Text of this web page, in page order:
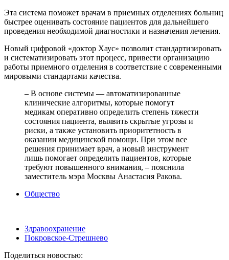
Эта система поможет врачам в приемных отделениях больниц
быстрее оценивать состояние пациентов для дальнейшего
проведения необходимой диагностики и назначения лечения.
Новый цифровой «доктор Хаус» позволит стандартизировать
и систематизировать этот процесс, привести организацию
работы приемного отделения в соответствие с современными
мировыми стандартами качества.
– В основе системы — автоматизированные
клинические алгоритмы, которые помогут
медикам оперативно определить степень тяжести
состояния пациента, выявить скрытые угрозы и
риски, а также установить приоритетность в
оказании медицинской помощи. При этом все
решения принимает врач, а новый инструмент
лишь помогает определить пациентов, которые
требуют повышенного внимания, – пояснила
заместитель мэра Москвы Анастасия Ракова.
Общество
Здравоохранение
Покровское-Стрешнево
Поделиться новостью: